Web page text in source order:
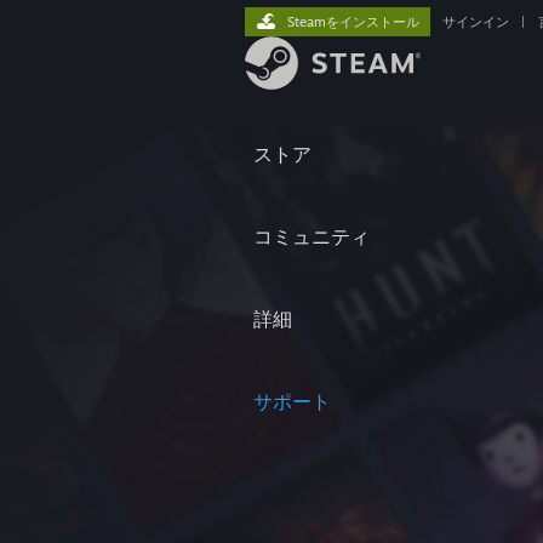
ストア
コミュニティ
詳細
サポート
Steamをインストール サインイン